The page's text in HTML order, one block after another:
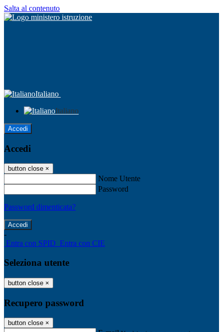
Salta al contenuto
Italiano
Italiano
Accedi
Accedi
button close ×
Nome Utente
Password
Password dimenticata?
-
Entra con SPID Entra con CIE
Seleziona utente
button close ×
Recupero password
button close ×